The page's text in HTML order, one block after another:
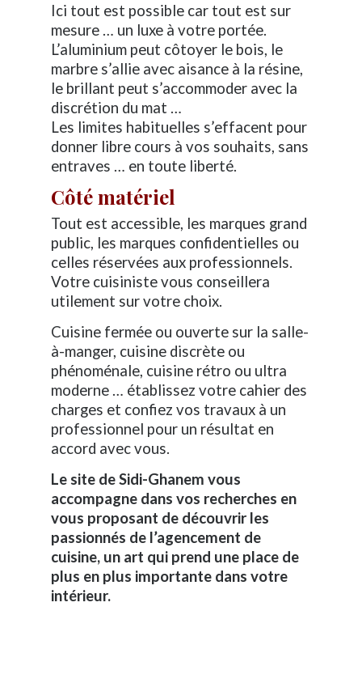
Ici tout est possible car tout est sur
mesure … un luxe à votre portée.
L’aluminium peut côtoyer le bois, le
marbre s’allie avec aisance à la résine,
le brillant peut s’accommoder avec la
discrétion du mat …
Les limites habituelles s’effacent pour
donner libre cours à vos souhaits, sans
entraves … en toute liberté.
Côté matériel
Tout est accessible, les marques grand
public, les marques confidentielles ou
celles réservées aux professionnels.
Votre cuisiniste vous conseillera
utilement sur votre choix.
Cuisine fermée ou ouverte sur la salle-
à-manger, cuisine discrète ou
phénoménale, cuisine rétro ou ultra
moderne … établissez votre cahier des
charges et confiez vos travaux à un
professionnel pour un résultat en
accord avec vous.
Le site de Sidi-Ghanem vous
accompagne dans vos recherches en
vous proposant de découvrir les
passionnés de l’agencement de
cuisine, un art qui prend une place de
plus en plus importante dans votre
intérieur.